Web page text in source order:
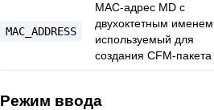
MAC_ADDRESS
MAC-адрес MD с
двухоктетным именем,
используемый для
создания CFM-пакета
Режим ввода